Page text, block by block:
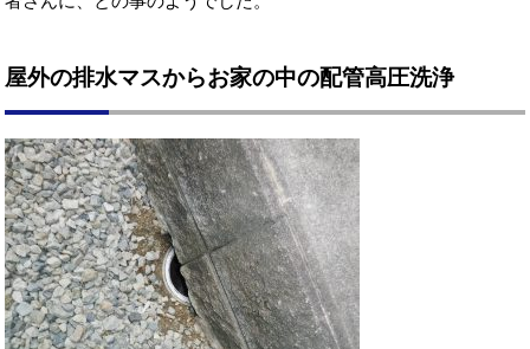
屋外の排水マスからお家の中の配管高圧洗浄